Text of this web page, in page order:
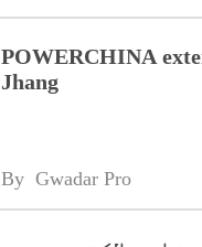
POWERCHINA
Jhang
By Gwadar Pro